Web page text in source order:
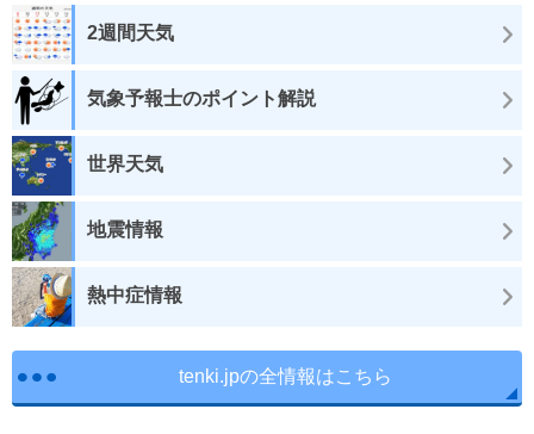
2週間天気
気象予報士のポイント解説
世界天気
地震情報
熱中症情報
tenki.jpの全情報はこちら